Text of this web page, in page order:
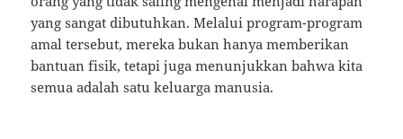
yang sangat dibutuhkan. Melalui program-program
amal tersebut, mereka bukan hanya memberikan
bantuan fisik, tetapi juga menunjukkan bahwa kita
semua adalah satu keluarga manusia.